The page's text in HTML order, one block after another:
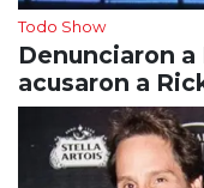
Todo Show
Denunciaron
acusaron a